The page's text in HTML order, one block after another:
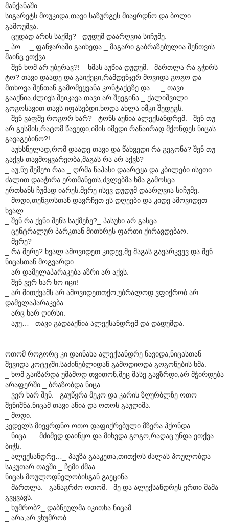
მანქანაში.
სიგარეტს მოუკიდა,თავი საზურგეს მიაყრდნო და ბოლი
გამოუშვა.
_ ცუდად არის საქმე?_ დუდუმ დაარღვია სიჩუმე.
_ ჰო… _ ფანჯარაში გაიხედა._ მაგარი გაბრაზებულია.შენთვის
მაინც ეთქვა…
_ შენ ხომ არ უბერავ?! _ ხმას აუწია დუდუმ._ მართლა რა გჭირს
ტო? თავი დაადე და გაიქეცი,რამდენჯერ მოვიდა გოგო და
მთხოვა შენთან გამომეყვანა კონტაქტზე და … _ თავი
გააქნია,ძლივს შეიკავა თავი არ შეეგინა._ ქალიშვილი
გოგოსავით თავს იფასებდი.ხოდა ახლა იმკი შედეგს.
_ შენ ვაფშე როგორ ხარ?_ ტონს აუწია ალექსანდრემ._ შენ თუ
არ გესმის,რატომ წავედი,იმის იმედი რანაირად მქონდეს ნიცას
გავაგებინო?!
_ აუხსნელად,რომ დაადე თავი და წახვედი რა გეგონა? შენ თუ
გაქვს თავმოყვარეობა,მაგას რა არ აქვს?
_ აუ,ნუ შემე*ი რაა._ ღრმა ნაპასი დაარტყა და კბილები ისეთი
ძალით დააჭირა ერთმანეთს,ძვლებმა ხმა გამოსცა.
ერთხანს ჩუმად იარეს.მერე ისევ დუდუმ დაარღვია სიჩუმე.
_ მოდი,თენგოსთან დავრჩეთ ეს დღეები და კიდე ამოვიდეთ
ხვალ.
_ შენ რა ქენი შენს საქმეზე?_ პასუხი არ გასცა.
_ ცენტრალურ პარკთან მითხრეს ფართი ქირავდებაო.
_ მერე?
_ რა მერე? ხვალ ამოვიდეთ კიდევ,მე მაგას გავარკვევ და შენ
ნიცასთან მოგვარდი.
_ არ დამელაპარაკება აზრი არ აქვს.
_ შენ ვერ ხარ ხო იცი!
_ არ მითქვამს არ ამოვიდეთთქო,უბრალოდ ვფიქრობ არ
დამელაპარაკება.
_ არც ხარ ღირსი.
_ აუუ…_ თავი გადააქნია ალექსანდრემ და დადუმდა.
ოთომ როგორც კი დაინახა ალექსანდრე წავიდა,ნიცასთან
შევიდა კოტეჯში.საძინებლიდან გამოდიოდა გოგონების ხმა.
_ ხომ გაიზარდა უმამოდ თვითონ,მეც მასე გავზრდი,არ მჭირდება
არაფერში._ ბრაზობდა ნიცა.
_ ვერ ხარ შენ._ გაუწყრა მეკო და კარის ზღურბლზე ოთო
შენიშნა.ნიცამ თავი აწია და ოთოს გაუღიმა.
_ მოდი.
კედელს მიეყრდნო ოთო.დაფიქრებული მზერა ჰქონდა.
_ ნიცა…_ მძიმედ დაიწყო და მიხვდა გოგო,რაღაც უნდა ეთქვა
ბიჭს.
_ ალექსანდრე…_ პაუზა გააკეთა,თითქოს ძალას პოულობდა
საკუთარ თავში._ ჩემი ძმაა.
ნიცას მოულოდნელობისგან გაეცინა.
_ მართლა._ განაგრძო ოთომ._ მე და ალექსანდრეს ერთი მამა
გვყვავს.
_ ხუმრობ?_ დაბნეულმა იკითხა ნიცამ.
_ არა,არ ვხუმრობ.